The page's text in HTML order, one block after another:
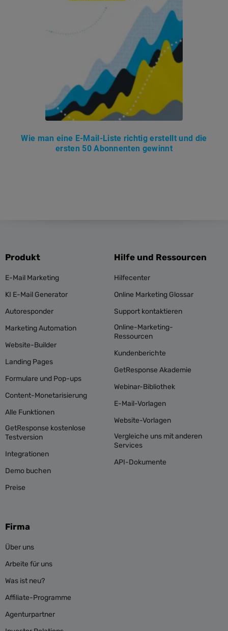
Wie man eine E-Mail-Liste richtig erstellt und die
ersten 50 Abonnenten gewinnt
Produkt
E-Mail Marketing
KI E-Mail Generator
Autoresponder
Marketing Automation
Website-Builder
Landing Pages
Formulare und Pop-ups
Content-Monetarisierung
Alle Funktionen
GetResponse kostenlose
Testversion
Integrationen
Demo buchen
Preise
Hilfe und Ressourcen
Hilfecenter
Online Marketing Glossar
Support kontaktieren
Online-Marketing-
Ressourcen
Kundenberichte
GetResponse Akademie
Webinar-Bibliothek
E-Mail-Vorlagen
Website-Vorlagen
Vergleiche uns mit anderen
Services
API-Dokumente
Firma
Über uns
Arbeite für uns
Was ist neu?
Affiliate-Programme
Agenturpartner